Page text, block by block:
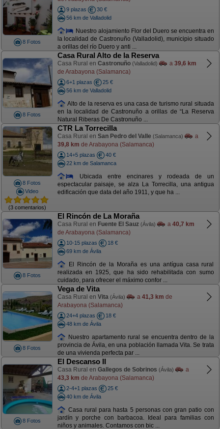
8 Fotos
9 plazas
30 €
56 km de Valladolid
Nuestro alojamiento Flor del Duero se encuentra en
la localidad de Castronuño (Valladolid), municipio situado
a orillas del río Duero y anti ...
8 Fotos
Casa Rural Alto de la Reserva
Casa Rural en Castronuño (Valladolid) a 39,6 km
de Arabayona (Salamanca)
6+1 plazas
25 €
56 km de Valladolid
Alto de la reserva es una casa de turismo rural situada
en la localidad de Castronuño a orillas de “La Reserva
Natural Riberas De Castronuño ...
8 Fotos
Video
(3 comentarios)
CTR La Torrecilla
Casa Rural en San Pedro del Valle (Salamanca)
a
39,8 km de Arabayona (Salamanca)
14+5 plazas
40 €
22 km de Salamanca
Ubicada entre encinares y rodeada de un
espectacular paisaje, se alza La Torrecilla, una antigua
edificación que data del año 1911, y que ha ...
8 Fotos
El Rincón de La Moraña
Casa Rural en Fuente El Sauz (Ávila) a 40,7 km
de Arabayona (Salamanca)
10-15 plazas
18 €
69 km de Ávila
El Rincón de la Moraña es una antígua casa rural
realizada en 1925, que ha sido rehabilitada con sumo
cuidado, para ofrecer el máximo confor ...
8 Fotos
Vega de Vita
Casa Rural en Vita (Ávila) a 41,3 km de
Arabayona (Salamanca)
24+4 plazas
18 €
48 km de Ávila
Nuestro apartamento rural se encuentra dentro de la
provincia de Ávila, en una población llamada Vita. Se trata
de una vivienda perfecta par ...
8 Fotos
El Descanso II
Casa Rural en Gallegos de Sobrinos (Ávila)
a
43,3 km de Arabayona (Salamanca)
2-4+1 plazas
25 €
40 km de Ávila
Casa rural para hasta 5 personas con gran patio con
jardín y porche con barbacoa. Ideal para familias con
niños y animales. Contamos con bic ...